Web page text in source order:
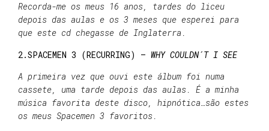
Recorda-me os meus 16 anos, tardes do liceu
depois das aulas e os 3 meses que esperei para
que este cd chegasse de Inglaterra.
2.SPACEMEN 3 (RECURRING) – WHY COULDN´T I SEE
A primeira vez que ouvi este álbum foi numa
cassete, uma tarde depois das aulas. É a minha
música favorita deste disco, hipnótica…são estes
os meus Spacemen 3 favoritos.